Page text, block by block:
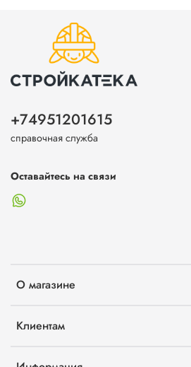
О магазине
Клиентам
+74951201615
справочная служба
Оставайтесь на связи